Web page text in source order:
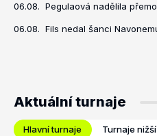
06.08. Pegulaová nadělila
06.08. Fils nedal šanci
Aktuální turnaje
Hlavní turnaje Turnaje